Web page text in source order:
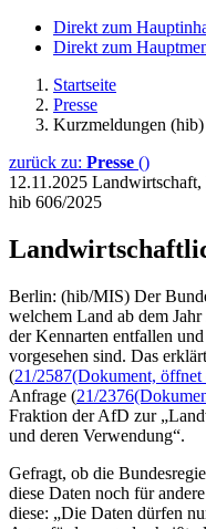
Direkt zum
Direkt zum
Startseite
Presse
Kurzmeldungen (hib)
zurück zu: Presse ()
12.11.2025
hib 606/2025
Berlin: (hib/MIS) Der
welchem Land ab dem
der Kennarten entfallen
vorgesehen sind. Das
(21/2587(Dokument, öffnet
Anfrage (21/2376
Fraktion der AfD zur
und deren Verwendung“.
Gefragt, ob die
diese Daten noch für
diese: „Die Daten dürfen